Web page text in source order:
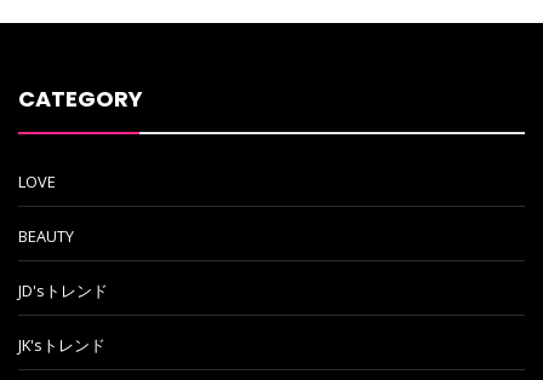
CATEGORY
LOVE
BEAUTY
JD'sトレンド
JK'sトレンド